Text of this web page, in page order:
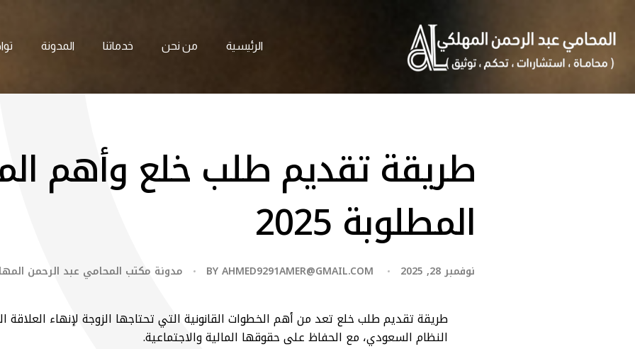
الرئيسية من نحن خدماتنا المدونة
طريقة تقديم طلب خلع وأهم
المطلوبة 2025
نوفمبر 28, 2025 BYAHMED9291AMER@GMAIL.COM مدونة مكتب المحامي عبد الرحمن
طريقة تقديم طلب خلع تعد من أهم الخطوات القانونية التي تحتاجها الزوجة لإنهاء
النظام السعودي، مع الحفاظ على حقوقها المالية والاجتماعية.